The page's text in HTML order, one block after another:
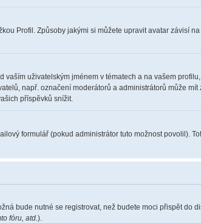
Profil. Způsoby jakými si můžete upravit avatar závisí
uživatelským jménem v tématech a na vašem
např. označení moderátorů a administrátorů může
příspěvků snížit.
formulář (pokud administrátor tuto možnost povolil).
bude nutné se registrovat, než budete moci přispět do
fóru, atd.).